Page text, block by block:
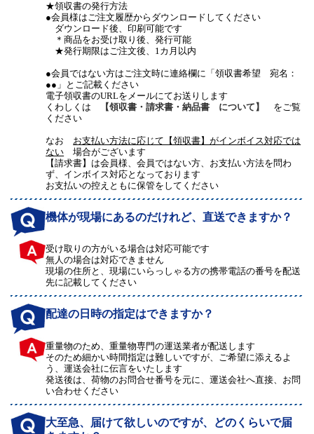
★領収書の発行方法
●会員様はご注文履歴からダウンロードしてください
ダウンロード後、印刷可能です
＊商品をお受け取り後、発行可能
★発行期限はご注文後、1カ月以内
●会員ではない方はご注文時に連絡欄に「領収書希望 宛名：
●●」とご記載ください
電子領収書のURLをメールにてお送りします
くわしくは
【領収書・請求書・納品書 について】
をご覧
ください
なお お支払い方法に応じて【領収書】がインボイス対応では
ない 場合がございます
【請求書】は会員様、会員ではない方、お支払い方法を問わ
ず、インボイス対応となっております
お支払いの控えともに保管をしてください
機体が現場にあるのだけれど、直送できますか？
受け取りの方がいる場合は対応可能です
無人の場合は対応できません
現場の住所と、現場にいらっしゃる方の携帯電話の番号を配送
先に記載してください
配達の日時の指定はできますか？
重量物のため、重量物専門の運送業者が配送します
そのため細かい時間指定は難しいですが、ご希望に添えるよ
う、運送会社に伝言をいたします
発送後は、荷物のお問合せ番号を元に、運送会社へ直接、お問
い合わせください
大至急、届けて欲しいのですが、どのくらいで届